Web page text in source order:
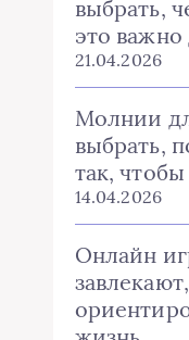
выбрать,
это важно
21.04.2026
Молнии
выбрать,
так,
14.04.2026
Онлайн